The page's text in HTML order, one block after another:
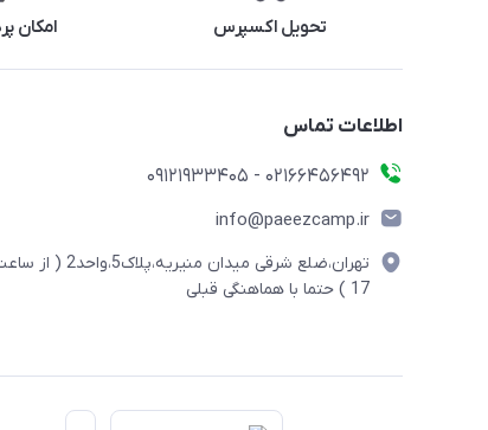
تحویل اکسپرس امکان
اطلاعات تماس
02166456492 - 09121933405
info@paeezcamp.ir
17 ) حتما با هماهنگی قبلی